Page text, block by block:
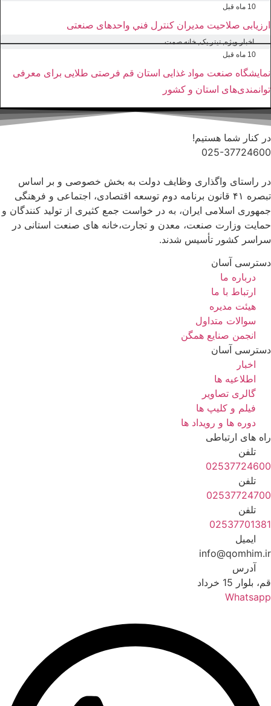
10 ماه قبل
ارزیابی صلاحیت مدیران کنترل فنی واحدهای صنعتی
اخبار ویژه,تیتر یک,خانه صمت
10 ماه قبل
نمایشگاه صنعت مواد غذایی استان قم فرصتی طلایی برای معرفی
توانمندی‌های استان و کشور
در کنار شما هستیم!
025-37724600
در راستای واگذاری وظایف دولت به بخش خصوصی و بر اساس
تبصره ۴۱ قانون برنامه دوم توسعه اقتصادی، اجتماعی و فرهنگی
جمهوری اسلامی ایران، به در خواست جمع کثیری از تولید کنندگان و
حمایت وزارت صنعت، معدن و تجارت،خانه های صنعت استانی در
سراسر کشور تأسیس شدند.
دسترسی آسان
درباره ما
ارتباط با ما
هیئت مدیره
سوالات متداول
انجمن صنایع همگن
دسترسی آسان
اخبار
اطلاعیه ها
گالری تصاویر
فیلم و کلیپ ها
دوره ها و رویداد ها
راه های ارتباطی
تلفن
02537724600
تلفن
02537724700
تلفن
02537701381
ایمیل
info@qomhim.ir
آدرس
قم، بلوار 15 خرداد
Whatsapp